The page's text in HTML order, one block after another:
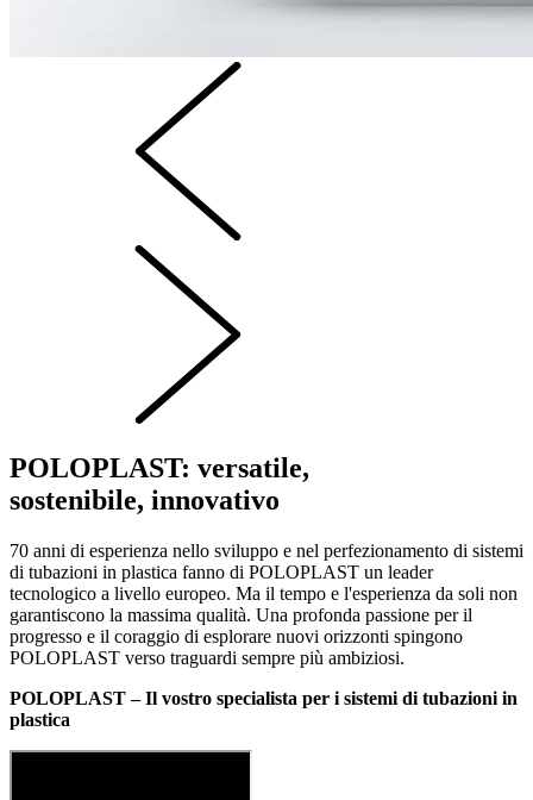
POLOPLAST: versatile,
sostenibile, innovativo
70 anni di esperienza nello sviluppo e nel perfezionamento di sistemi
di tubazioni in plastica fanno di POLOPLAST un leader
tecnologico a livello europeo. Ma il tempo e l'esperienza da soli non
garantiscono la massima qualità. Una profonda passione per il
progresso e il coraggio di esplorare nuovi orizzonti spingono
POLOPLAST verso traguardi sempre più ambiziosi.
POLOPLAST – Il vostro specialista per i sistemi di tubazioni in
plastica